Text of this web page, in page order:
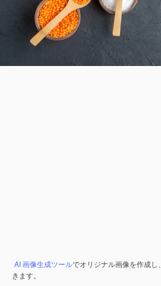
AI 画像生成ツールでオリジナル画像を作成し、
きます。